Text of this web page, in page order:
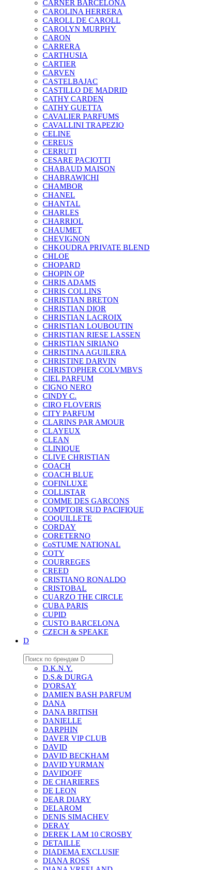
CARNER BARCELONA
CAROLINA HERRERA
CAROLL DE CAROLL
CAROLYN MURPHY
CARON
CARRERA
CARTHUSIA
CARTIER
CARVEN
CASTELBAJAC
CASTILLO DE MADRID
CATHY CARDEN
CATHY GUETTA
CAVALIER PARFUMS
CAVALLINI TRAPEZIO
CELINE
CEREUS
CERRUTI
CESARE PACIOTTI
CHABAUD MAISON
CHABRAWICHI
CHAMBOR
CHANEL
CHANTAL
CHARLES
CHARRIOL
CHAUMET
CHEVIGNON
CHKOUDRA PRIVATE BLEND
CHLOE
CHOPARD
CHOPIN OP
CHRIS ADAMS
CHRIS COLLINS
CHRISTIAN BRETON
CHRISTIAN DIOR
CHRISTIAN LACROIX
CHRISTIAN LOUBOUTIN
CHRISTIAN RIESE LASSEN
CHRISTIAN SIRIANO
CHRISTINA AGUILERA
CHRISTINE DARVIN
CHRISTOPHER COLVMBVS
CIEL PARFUM
CIGNO NERO
CINDY C.
CIRO FLOVERIS
CITY PARFUM
CLARINS PAR AMOUR
CLAYEUX
CLEAN
CLINIQUE
CLIVE CHRISTIAN
COACH
COACH BLUE
COFINLUXE
COLLISTAR
COMME DES GARCONS
COMPTOIR SUD PACIFIQUE
COQUILLETE
CORDAY
CORETERNO
CoSTUME NATIONAL
COTY
COURREGES
CREED
CRISTIANO RONALDO
CRISTOBAL
CUARZO THE CIRCLE
CUBA PARIS
CUPID
CUSTO BARCELONA
CZECH & SPEAKE
D
D.K.N.Y.
D.S.& DURGA
D'ORSAY
DAMIEN BASH PARFUM
DANA
DANA BRITISH
DANIELLE
DARPHIN
DAVER VIP CLUB
DAVID
DAVID BECKHAM
DAVID YURMAN
DAVIDOFF
DE CHARIERES
DE LEON
DEAR DIARY
DELAROM
DENIS SIMACHEV
DERAY
DEREK LAM 10 CROSBY
DETAILLE
DIADEMA EXCLUSIF
DIANA ROSS